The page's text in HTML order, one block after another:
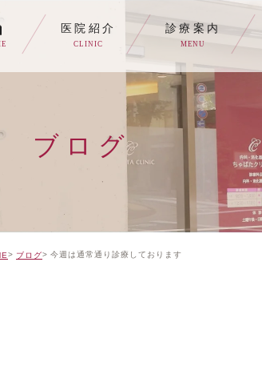
医院紹介
CLINIC
診療案内
MENU
各種内視鏡検査について
生活習慣病
消化器内科・内科
トイレの症状でお悩みの
ブログ
ブログ 今週は通常通り診療しております